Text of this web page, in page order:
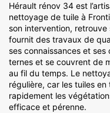
Hérault rénov 34 est
nettoyage de tuile à
son intervention,
fournit des travaux de
ses connaissances et
ternes et se couvrent de
au fil du temps. Le
régulière, car les tuiles
rapidement les
efficace et pérenne.